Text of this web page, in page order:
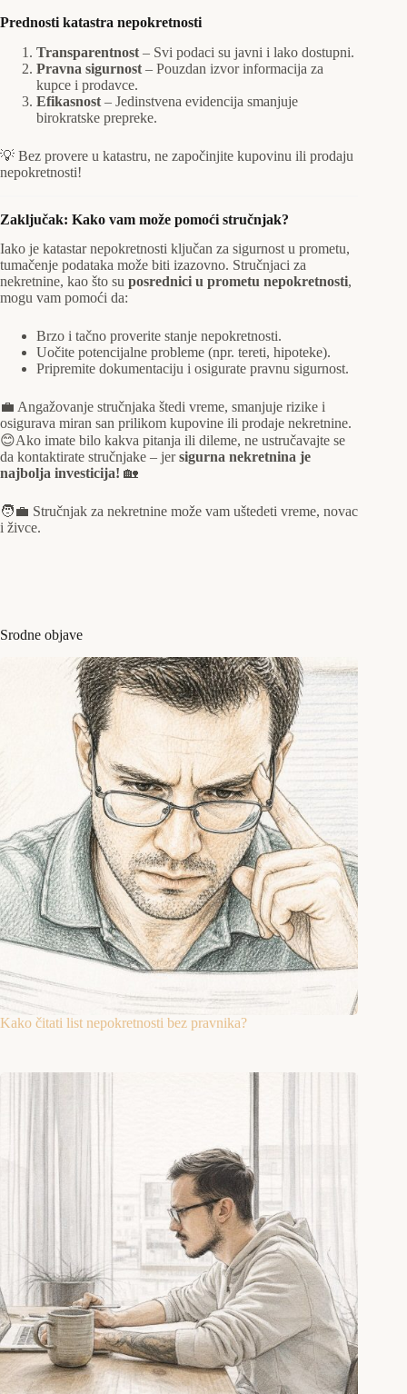
Prednosti katastra nepokretnosti
Transparentnost – Svi podaci su javni i lako dostupni.
Pravna sigurnost – Pouzdan izvor informacija za
kupce i prodavce.
Efikasnost – Jedinstvena evidencija smanjuje
birokratske prepreke.
💡 Bez provere u katastru, ne započinjite kupovinu ili prodaju
nepokretnosti!
Zaključak: Kako vam može pomoći stručnjak?
Iako je katastar nepokretnosti ključan za sigurnost u prometu,
tumačenje podataka može biti izazovno. Stručnjaci za
nekretnine, kao što su posrednici u prometu nepokretnosti,
mogu vam pomoći da:
Brzo i tačno proverite stanje nepokretnosti.
Uočite potencijalne probleme (npr. tereti, hipoteke).
Pripremite dokumentaciju i osigurate pravnu sigurnost.
💼 Angažovanje stručnjaka štedi vreme, smanjuje rizike i
osigurava miran san prilikom kupovine ili prodaje nekretnine.
😊Ako imate bilo kakva pitanja ili dileme, ne ustručavajte se
da kontaktirate stručnjake – jersigurna nekretnina je
najbolja investicija! 🏡
🧑‍💼 Stručnjak za nekretnine može vam uštedeti vreme, novac
i živce.
Srodne objave
Kako čitati list nepokretnosti bez pravnika?